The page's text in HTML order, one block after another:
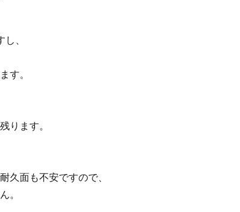
、
す。
ります。
久面も不安ですので、
。